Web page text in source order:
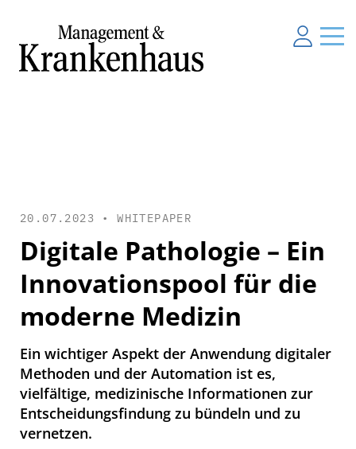
20.07.2023 •WHITEPAPER
Digitale Pathologie – Ein
Innovationspool für die
moderne Medizin
Ein wichtiger Aspekt der Anwendung digitaler
Methoden und der Automation ist es,
vielfältige, medizinische Informationen zur
Entscheidungsfindung zu bündeln und zu
vernetzen.